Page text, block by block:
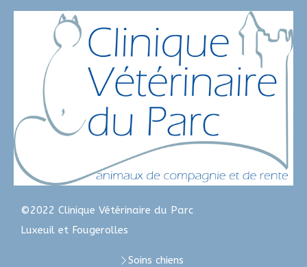
©2022 Clinique Vétérinaire du Parc
Luxeuil et Fougerolles
Soins chiens